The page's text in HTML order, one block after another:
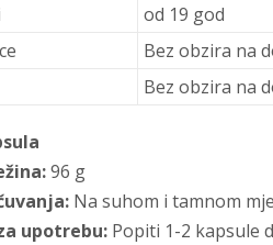
od 19 god
Bez obzira na
Bez obzira na
96 g
Na suhom i tamnom
upotrebu: Popiti 1-2 kapsule